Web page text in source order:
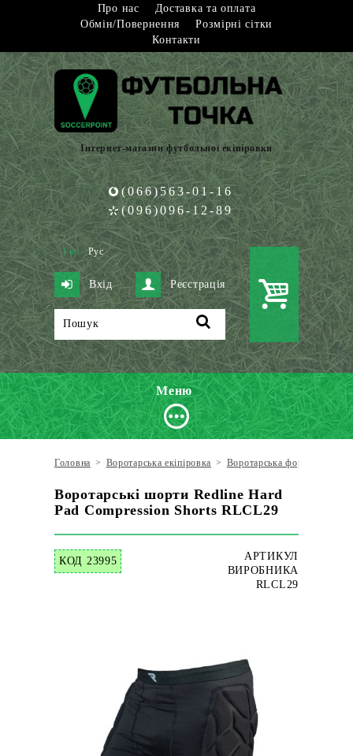
Про нас
Доставка та оплата
Обмін/Повернення
Розмірні сітки
Контакти
Інтернет-магазин футбольної екіпіровки
(066)563-01-16
(096)096-12-89
Укр Рус
Вхід Реєстрація
Меню
Головна > Воротарська екіпіровка > Воротарська форма
Воротарські шорти Redline Hard
Pad Compression Shorts RLCL29
КОД 23995
АРТИКУЛ
ВИРОБНИКА
RLCL29